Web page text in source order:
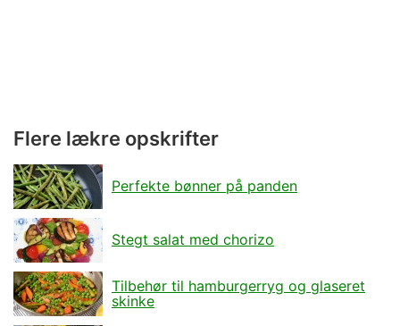
Flere lækre opskrifter
Perfekte bønner på panden
Stegt salat med chorizo
Tilbehør til hamburgerryg og glaseret
skinke